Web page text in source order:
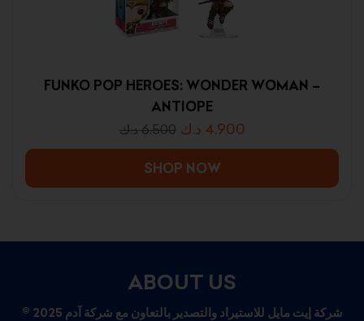
FUNKO POP HEROES: WONDER WOMAN –
ANTIOPE
6.500 د.ك 4.900 د.ك
SHOP NOW
ABOUT US
© 2025 شركة إيت مايل للاستيراد والتصدير بالتعاون مع شركة آدم